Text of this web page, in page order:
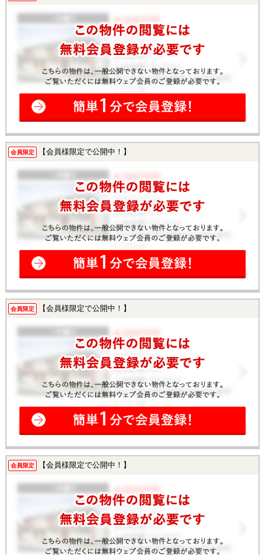
会員限定 【会員様限定で公開中！】
会員限定 【会員様限定で公開中！】
会員限定 【会員様限定で公開中！】